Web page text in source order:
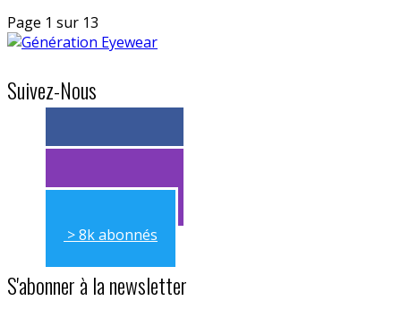
Page 1 sur 13
Suivez-Nous
> 11k abonnés
> 11k abonnés
> 8k abonnés
S'abonner à la newsletter